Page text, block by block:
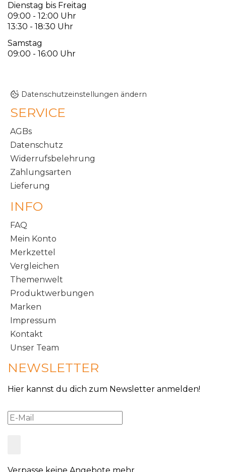
Dienstag bis Freitag
09:00 - 12:00 Uhr
13:30 - 18:30 Uhr
Samstag
09:00 - 16:00 Uhr
Datenschutzeinstellungen ändern
SERVICE
AGBs
Datenschutz
Widerrufsbelehrung
Zahlungsarten
Lieferung
INFO
FAQ
Mein Konto
Merkzettel
Vergleichen
Themenwelt
Produktwerbungen
Marken
Impressum
Kontakt
Unser Team
NEWSLETTER
Hier kannst du dich zum Newsletter anmelden!